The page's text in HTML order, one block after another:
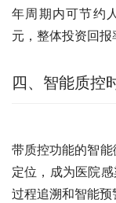
年周期内可节约
元，整体投资回报
四、智能质控
带质控功能的智
定位，成为医院感
过程追溯和智能预